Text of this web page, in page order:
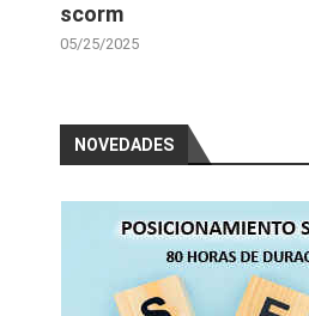
scorm
05/25/2025
NOVEDADES